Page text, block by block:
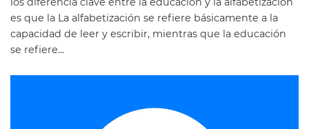
es que la La alfabetización se refiere básicamente a la
capacidad de leer y escribir, mientras que la educación
se refiere...